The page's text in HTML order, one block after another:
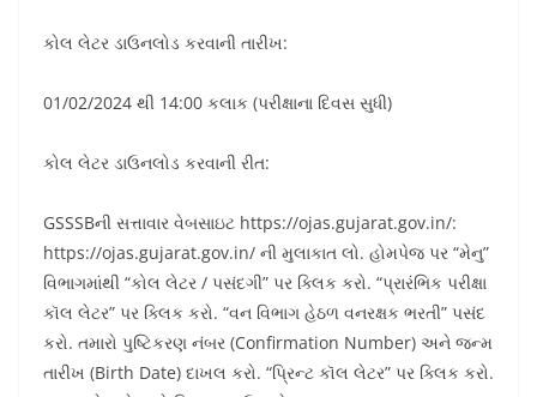
કોલ લેટર ડાઉનલોડ કરવાની તારીખ:
01/02/2024 થી 14:00 કલાક (પરીક્ષાના દિવસ સુધી)
કોલ લેટર ડાઉનલોડ કરવાની રીત:
GSSSBની સત્તાવાર વેબસાઇટ https://ojas.gujarat.gov.in/:
https://ojas.gujarat.gov.in/ ની મુલાકાત લો. હોમપેજ પર “મેનુ”
વિભાગમાંથી “કોલ લેટર / પસંદગી” પર ક્લિક કરો. “પ્રારંભિક પરીક્ષા
કૉલ લેટર” પર ક્લિક કરો. “વન વિભાગ હેઠળ વનરક્ષક ભરતી” પસંદ
કરો. તમારો પુષ્ટિકરણ નંબર (Confirmation Number) અને જન્મ
તારીખ (Birth Date) દાખલ કરો. “પ્રિન્ટ કૉલ લેટર” પર ક્લિક કરો.